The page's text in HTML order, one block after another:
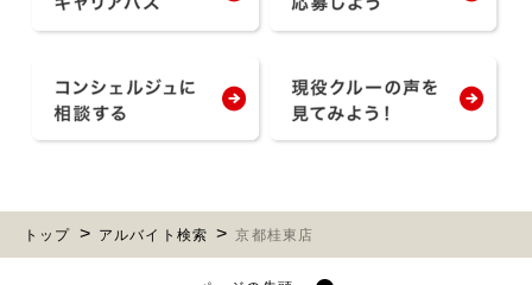
トップ アルバイト検索 京都桂東店